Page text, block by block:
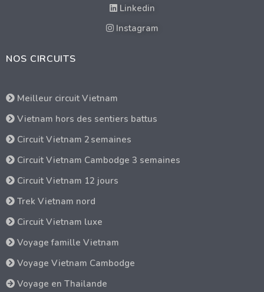
Linkedin
Instagram
NOS CIRCUITS
Meilleur circuit Vietnam
Vietnam hors des sentiers battus
Circuit Vietnam 2 semaines
Circuit Vietnam Cambodge 3 semaines
Circuit Vietnam 12 jours
Trek Vietnam nord
Circuit Vietnam luxe
Voyage famille Vietnam
Voyage Vietnam Cambodge
Voyage en Thailande